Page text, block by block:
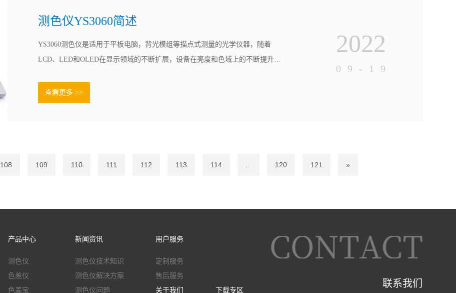
测色仪YS3060简述
YS3060测色仪是适用于平板电脑，背光模组等描点式测量的光学仪器，随着
LCD、LED和OLED在显示领域的不断扩展，设备在亮度和色域上的不断提升，
点式测量，直接测量产品的亮度、色度，直观的LCD显示界面直接读取测试数据
结果.......
查看更多 >>
2022
09-19
108 109 110 111 112 113 114 120 121 »
产品中心
测色仪
色差仪
色差宝
新闻资讯
测色仪技术知识
测色仪解决方案
测色仪问题
用户服务
定制服务
售后服务
关于我们
下载专区
联系我们